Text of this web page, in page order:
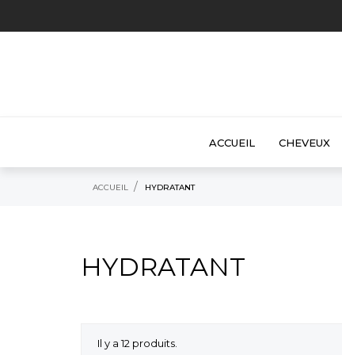
ACCUEIL CHEVEUX
ACCUEIL HYDRATANT
HYDRATANT
Il y a 12 produits.